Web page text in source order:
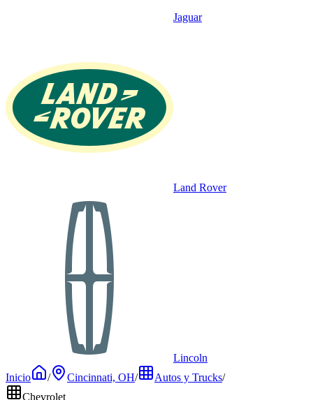
Jaguar
Land Rover
Lincoln
Inicio
/ Cincinnati, OH/ Autos y Trucks/
Chevrolet